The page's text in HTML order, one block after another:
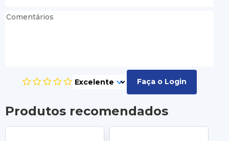
Faça o Login
Produtos recomendados